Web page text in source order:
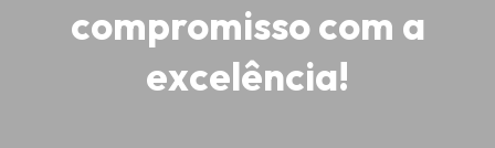
compromisso com a
excelência!